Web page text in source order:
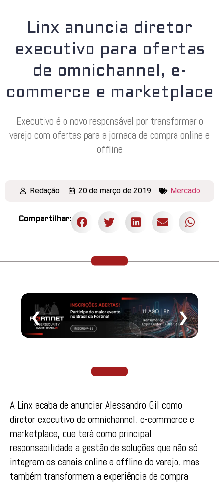
Linx anuncia diretor
executivo para ofertas
de omnichannel, e-
commerce e marketplace
Executivo é o novo responsável por transformar o
varejo com ofertas para a jornada de compra online e
offline
Redação 20 de março de 2019 Mercado
Compartilhar:
❮ ❯
A Linx acaba de anunciar Alessandro Gil como
diretor executivo de omnichannel, e-commerce e
marketplace, que terá como principal
responsabilidade a gestão de soluções que não só
integrem os canais online e offline do varejo, mas
também transformem a experiência de compra